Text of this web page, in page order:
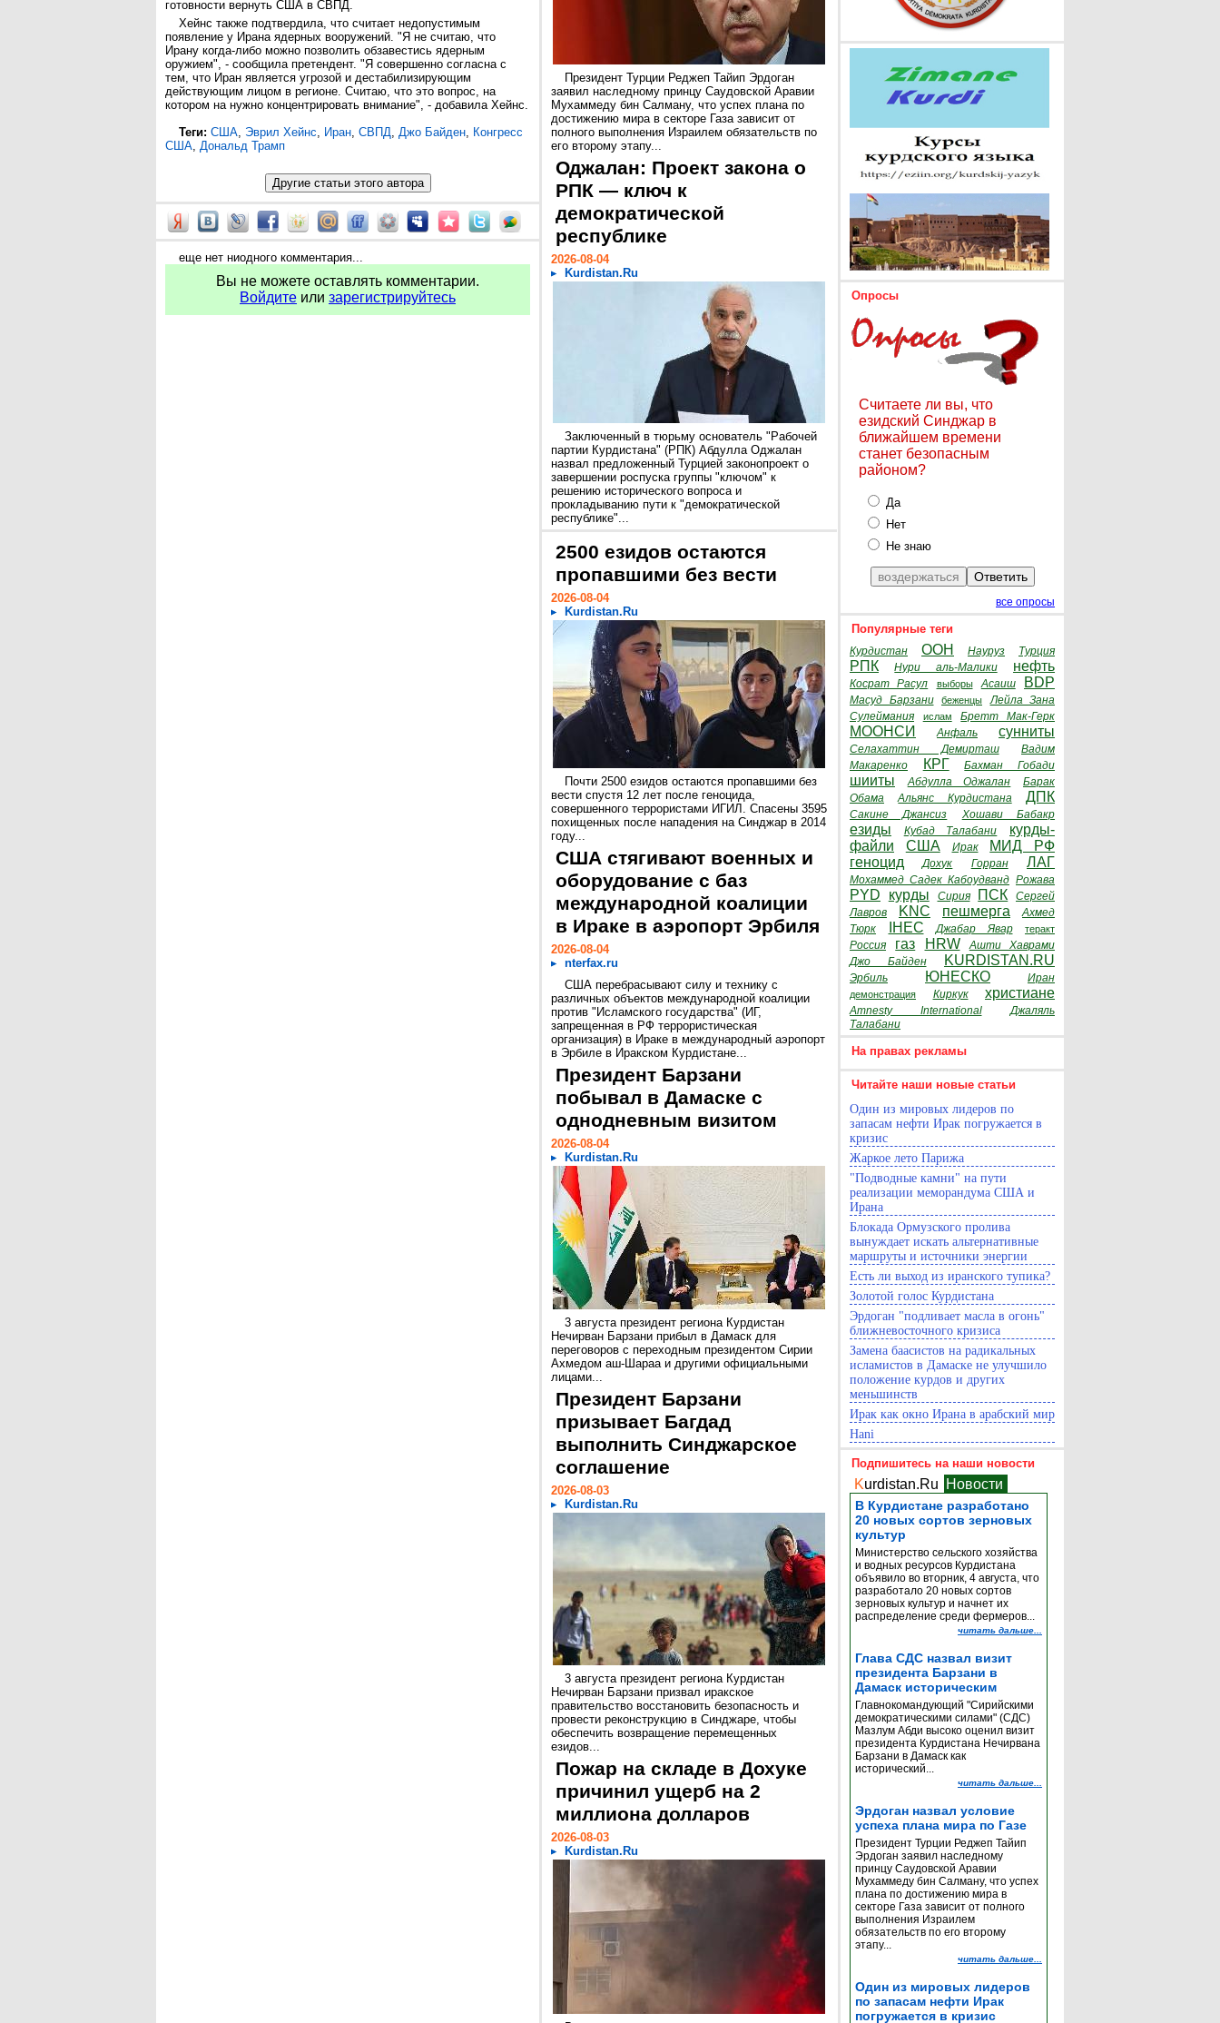
готовности вернуть США в СВПД.
Хейнс также подтвердила, что считает недопустимым
появление у Ирана ядерных вооружений. "Я не считаю, что
Ирану когда-либо можно позволить обзавестись ядерным
оружием", - сообщила претендент. "Я совершенно согласна с
тем, что Иран является угрозой и дестабилизирующим
действующим лицом в регионе. Считаю, что это вопрос, на
котором на нужно концентрировать внимание", - добавила Хейнс.
Теги: США, Эврил Хейнс, Иран, СВПД, Джо Байден, Конгресс
США, Дональд Трамп
еще нет ниодного комментария...
Вы не можете оставлять комментарии.
Войдите или зарегистрируйтесь
Президент Турции Реджеп Тайип Эрдоган
заявил наследному принцу Саудовской Аравии
Мухаммеду бин Салману, что успех плана по
достижению мира в секторе Газа зависит от
полного выполнения Израилем обязательств по
его второму этапу...
Оджалан: Проект закона о
РПК — ключ к
демократической
республике
2026-08-04
Kurdistan.Ru
Заключенный в тюрьму основатель "Рабочей
партии Курдистана" (РПК) Абдулла Оджалан
назвал предложенный Турцией законопроект о
завершении роспуска группы "ключом" к
решению исторического вопроса и
прокладыванию пути к "демократической
республике"...
2500 езидов остаются
пропавшими без вести
2026-08-04
Kurdistan.Ru
Почти 2500 езидов остаются пропавшими без
вести спустя 12 лет после геноцида,
совершенного террористами ИГИЛ. Спасены 3595
похищенных после нападения на Синджар в 2014
году...
США стягивают военных и
оборудование с баз
международной коалиции
в Ираке в аэропорт Эрбиля
2026-08-04
nterfax.ru
США перебрасывают силу и технику с
различных объектов международной коалиции
против "Исламского государства" (ИГ,
запрещенная в РФ террористическая
организация) в Ираке в международный аэропорт
в Эрбиле в Иракском Курдистане...
Президент Барзани
побывал в Дамаске с
однодневным визитом
2026-08-04
Kurdistan.Ru
3 августа президент региона Курдистан
Нечирван Барзани прибыл в Дамаск для
переговоров с переходным президентом Сирии
Ахмедом аш-Шараа и другими официальными
лицами...
Президент Барзани
призывает Багдад
выполнить Синджарское
соглашение
2026-08-03
Kurdistan.Ru
3 августа президент региона Курдистан
Нечирван Барзани призвал иракское
правительство восстановить безопасность и
провести реконструкцию в Синджаре, чтобы
обеспечить возвращение перемещенных
езидов...
Пожар на складе в Дохуке
причинил ущерб на 2
миллиона долларов
2026-08-03
Kurdistan.Ru
Опросы
Считаете ли вы, что
езидский Синджар в
ближайшем времени
станет безопасным
районом?
Да
Нет
Не знаю
все опросы
Популярные теги
Курдистан ООН Науруз Турция
РПК Нури аль-Малики нефть
Косрат Расул выборы Асаиш BDP
Масуд Барзани беженцы
Лейла Зана
Сулеймания
ислам Бретт Мак-Герк
МООНСИ Анфаль сунниты
Селахаттин Демирташ
Вадим
Макаренко
КРГ Бахман Гобади
шииты Абдулла Оджалан
Барак
Обама
Альянс Курдистана ДПК
Сакине Джансиз Хошави Бабакр
езиды Кубад Талабани
курды-
файли
США Ирак
МИД РФ
геноцид
Дохук Горран ЛАГ
Мохаммед Садек Кабоудванд Рожава
PYD курды Сирия ПСК
Сергей
Лавров
KNC пешмерга
Ахмед
Тюрк
IHEC Джабар Явар теракт
Россия газ HRW
Ашти Хаврами
Джо Байден
KURDISTAN.RU
Эрбиль ЮНЕСКО Иран
демонстрация Киркук христиане
Amnesty International
Джаляль
Талабани
На правах рекламы
Читайте наши новые статьи
Один из мировых лидеров по
запасам нефти Ирак погружается в
кризис
Жаркое лето Парижа
"Подводные камни" на пути
реализации меморандума США и
Ирана
Блокада Ормузского пролива
вынуждает искать альтернативные
маршруты и источники энергии
Есть ли выход из иранского тупика?
Золотой голос Курдистана
Эрдоган "подливает масла в огонь"
ближневосточного кризиса
Замена баасистов на радикальных
исламистов в Дамаске не улучшило
положение курдов и других
меньшинств
Ирак как окно Ирана в арабский мир
Hani
Подпишитесь на наши новости
Kurdistan.Ru Новости
В Курдистане разработано
20 новых сортов зерновых
культур
Министерство сельского хозяйства
и водных ресурсов Курдистана
объявило во вторник, 4 августа, что
разработало 20 новых сортов
зерновых культур и начнет их
распределение среди фермеров...
читать дальше...
Глава СДС назвал визит
президента Барзани в
Дамаск историческим
Главнокомандующий "Сирийскими
демократическими силами" (СДС)
Мазлум Абди высоко оценил визит
президента Курдистана Нечирвана
Барзани в Дамаск как
исторический...
читать дальше...
Эрдоган назвал условие
успеха плана мира по Газе
Президент Турции Реджеп Тайип
Эрдоган заявил наследному
принцу Саудовской Аравии
Мухаммеду бин Салману, что успех
плана по достижению мира в
секторе Газа зависит от полного
выполнения Израилем
обязательств по его второму
этапу...
читать дальше...
Один из мировых лидеров
по запасам нефти Ирак
погружается в кризис